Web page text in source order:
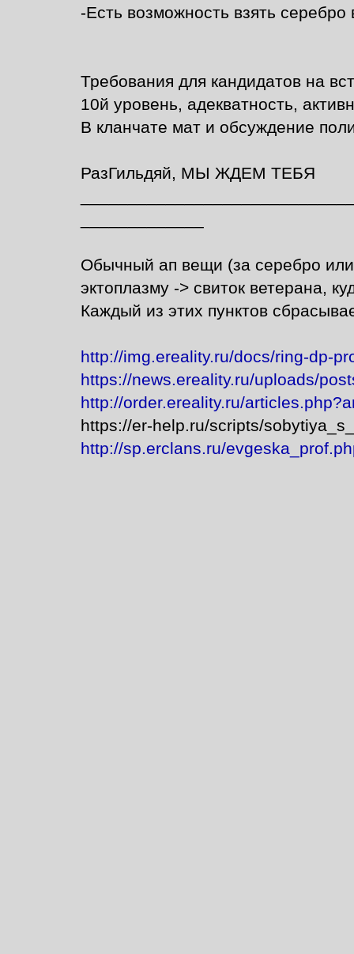
-Есть возможность взять серебро
Требования для кандидатов на
10й уровень, адекватность,
В кланчате мат и обсуждение
РазГильдяй, МЫ ЖДЕМ ТЕБЯ
Обычный ап вещи (за серебро
эктоплазму -> свиток ветерана,
Каждый из этих пунктов
http://img.ereality.ru/docs/ring-dp-
https://news.ereality.ru/uploads/
http://order.ereality.ru/
https://er-help.ru/scripts/
http://sp.erclans.ru/